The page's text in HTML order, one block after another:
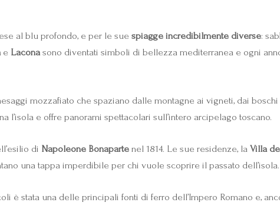
al blu profondo, e per le sue spiagge incredibilmente diverse:
e Laconasono diventati simboli di bellezza mediterranea e ogni
mozzafiato che spaziano dalle montagne ai vigneti, dai
l’isola e offre panorami spettacolari sull’intero arcipelago toscano.
di Napoleone Bonaparte nel 1814. Le sue residenze, la Villa
una tappa imperdibile per chi vuole scoprire il passato dell’isola.
è stata una delle principali fonti di ferro dell’Impero Romano e,